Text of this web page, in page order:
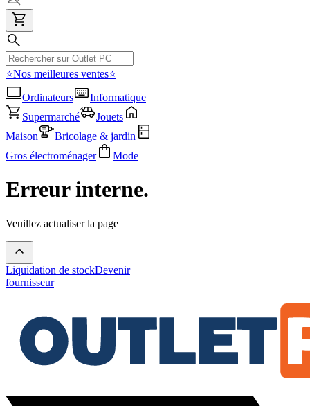
⭐Nos meilleures ventes⭐
Ordinateurs
Informatique
Supermarché
Jouets
Maison
Bricolage & jardin
Gros électroménager
Mode
Erreur interne.
Veuillez actualiser la page
Liquidation de stockDevenir
fournisseur